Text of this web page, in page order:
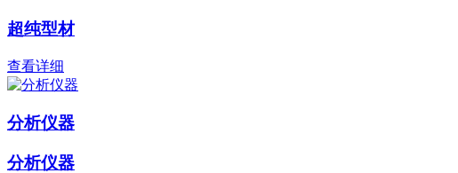
超纯型材
查看详细
分析仪器
分析仪器